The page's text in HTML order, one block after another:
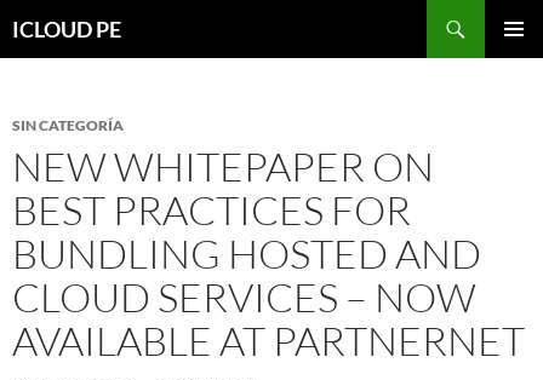
hacia
ICLOUD PE
SIN CATEGORÍA
NEW WHITEPAPER ON
BEST PRACTICES FOR
BUNDLING HOSTED AND
CLOUD SERVICES – NOW
AVAILABLE AT PARTNERNET